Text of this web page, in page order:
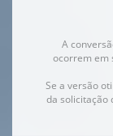
A
ocorrem em
Se a versão
da solicitação